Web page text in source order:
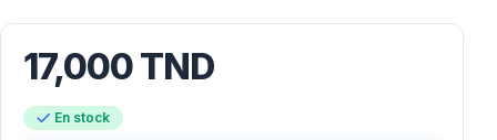
17,000TND
En stock